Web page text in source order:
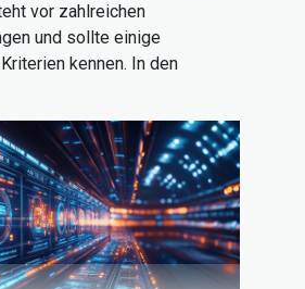
vor zahlreichen
und sollte einige
kennen. In den